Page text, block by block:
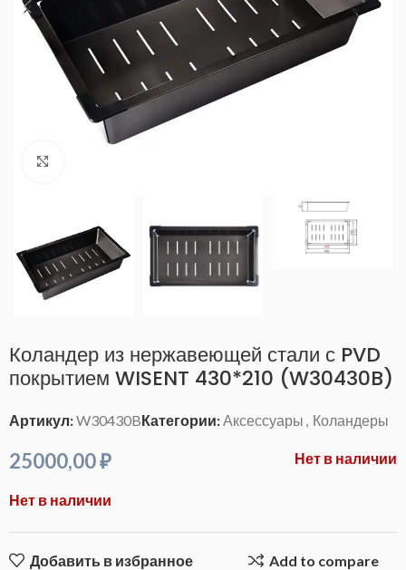
Коландер из нержавеющей стали с PVD
покрытием WISENT 430*210 (W30430B)
Артикул:W30430BКатегории:Аксессуары , Коландеры
25000,00₽ Нет в наличии
Нет в наличии
Добавить в избранное Add to compare